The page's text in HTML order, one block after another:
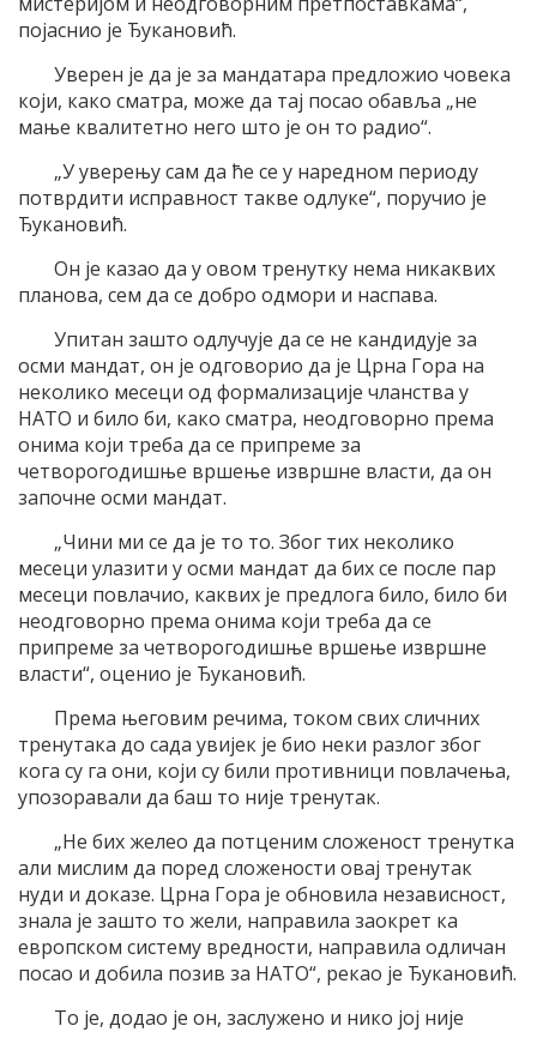
појаснио је Ђукановић.
Уверен је да је за мандатара предложио човека
који, како сматра, може да тај посао обавља „не
мање квалитетно него што је он то радио“.
„У уверењу сам да ће се у наредном периоду
потврдити исправност такве одлуке“, поручио је
Ђукановић.
Он је казао да у овом тренутку нема никаквих
планова, сем да се добро одмори и наспава.
Упитан зашто одлучује да се не кандидује за
осми мандат, он је одговорио да је Црна Гора на
неколико месеци од формализације чланства у
НАТО и било би, како сматра, неодговорно према
онима који треба да се припреме за
четворогодишње вршење извршне власти, да он
започне осми мандат.
„Чини ми се да је то то. Због тих неколико
месеци улазити у осми мандат да бих се после пар
месеци повлачио, каквих је предлога било, било би
неодговорно према онима који треба да се
припреме за четворогодишње вршење извршне
власти“, оценио је Ђукановић.
Према његовим речима, током свих сличних
тренутака до сада увијек је био неки разлог због
кога су га они, који су били противници повлачења,
упозоравали да баш то није тренутак.
„Не бих желео да потценим сложеност тренутка
али мислим да поред сложености овај тренутак
нуди и доказе. Црна Гора је обновила независност,
знала је зашто то жели, направила заокрет ка
европском систему вредности, направила одличан
посао и добила позив за НАТО“, рекао је Ђукановић.
То је, додао је он, заслужено и нико јој није